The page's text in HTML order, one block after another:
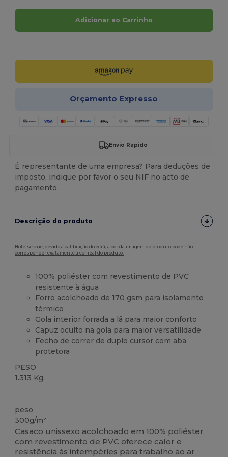
Adicionar ao Carrinho
Orçamento Expresso
Envio Rápido
É representante de uma empresa? Para deduções de
imposto, indique por favor o seu NIF no acto de
pagamento.
Descrição do produto
Note-se que, devido à calibração do ecrã, a cor da imagem do produto pode não
corresponder exatamente à cor real do produto.
100% poliéster com revestimento de PVC
resistente à água
Forro acolchoado de 170 gsm para isolamento
térmico
Gola interior forrada a lã para maior conforto
Capuz oculto na gola para maior versatilidade
Fecho de correr de duplo cursor com aba
protetora
PESO
1.313 Kg.
peso
300g/m²
Casaco unissexo acolchoado em 100% poliéster
com revestimento de PVC oferece calor e
resistência às intempéries para trabalho ao ar